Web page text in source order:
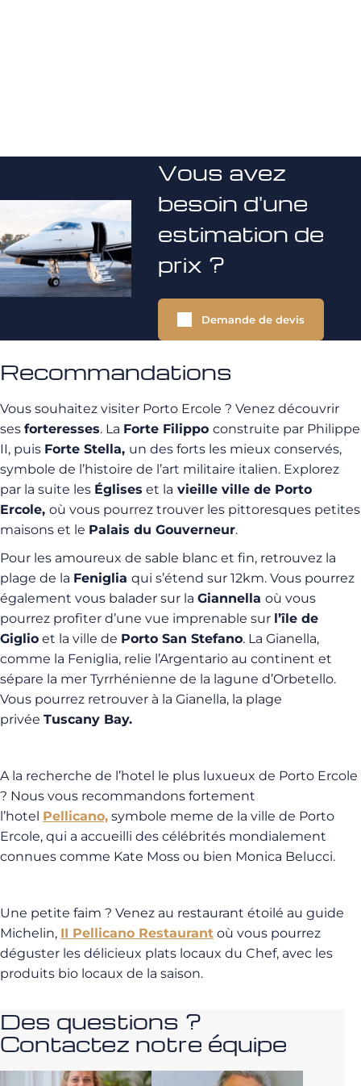
Vous avez
besoin d'une
estimation de
prix ?
Demande de devis
Recommandations
Vous souhaitez visiter Porto Ercole ? Venez découvrir
ses forteresses. La Forte Filippo construite par Philippe
II, puis Forte Stella, un des forts les mieux conservés,
symbole de l’histoire de l’art militaire italien. Explorez
par la suite les Églises et la vieille ville de Porto
Ercole, où vous pourrez trouver les pittoresques petites
maisons et le Palais du Gouverneur.
Pour les amoureux de sable blanc et fin, retrouvez la
plage de la Feniglia qui s’étend sur 12km. Vous pourrez
également vous balader sur la Giannella où vous
pourrez profiter d’une vue imprenable sur l’île de
Giglio et la ville de Porto San Stefano. La Gianella,
comme la Feniglia, relie l’Argentario au continent et
sépare la mer Tyrrhénienne de la lagune d’Orbetello.
Vous pourrez retrouver à la Gianella, la plage
privée Tuscany Bay.
A la recherche de l’hotel le plus luxueux de Porto Ercole
? Nous vous recommandons fortement
l’hotel Pellicano, symbole meme de la ville de Porto
Ercole, qui a accueilli des célébrités mondialement
connues comme Kate Moss ou bien Monica Belucci.
Une petite faim ? Venez au restaurant étoilé au guide
Michelin, II Pellicano Restaurant où vous pourrez
déguster les délicieux plats locaux du Chef, avec les
produits bio locaux de la saison.
Des questions ?
Contactez notre équipe